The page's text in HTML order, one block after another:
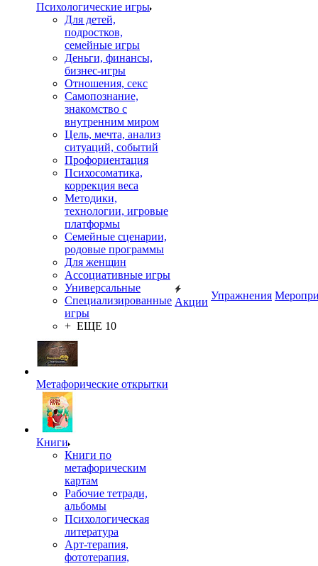
Психологические игры
Для детей,
подростков,
семейные игры
Деньги, финансы,
бизнес-игры
Отношения, секс
Самопознание,
знакомство с
внутренним миром
Цель, мечта, анализ
ситуаций, событий
Профориентация
Психосоматика,
коррекция веса
Методики,
технологии, игровые
платформы
Семейные сценарии,
родовые программы
Для женщин
Ассоциативные игры
Универсальные
Специализированные
игры
+ ЕЩЕ 10
Метафорические открытки
Книги
Книги по
метафорическим
картам
Рабочие тетради,
альбомы
Психологическая
литература
Арт-терапия,
фототерапия,
Акции
Упражнения